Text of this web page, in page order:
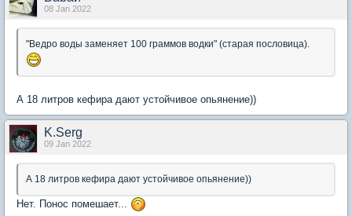
08 Jan 2022
"Ведро воды заменяет 100 граммов водки" (старая пословица).
А 18 литров кефира дают устойчивое опьянение))
K.Serg
09 Jan 2022
А 18 литров кефира дают устойчивое опьянение))
Нет. Понос помешает...